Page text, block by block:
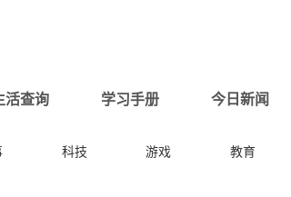
活查询 学习手册 今日新闻
科技 游戏 教育